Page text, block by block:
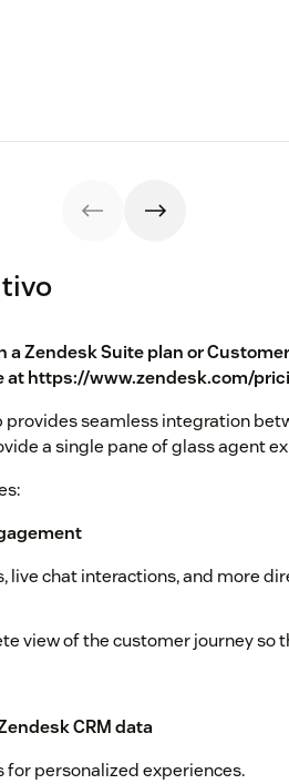
a Zendesk Suite plan or
athttps://www.zendesk.com/
provides seamless integration
a single pane of glass agent
live chat interactions, and more
view of the customer journey so
CRM data
personalized experiences.